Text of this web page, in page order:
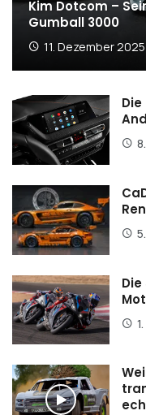
Kim Dotcom –
Gumball 3000
11. Dezember 2025